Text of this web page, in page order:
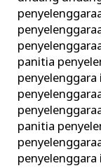
panitia
penyelenggara
panitia
penyelenggara